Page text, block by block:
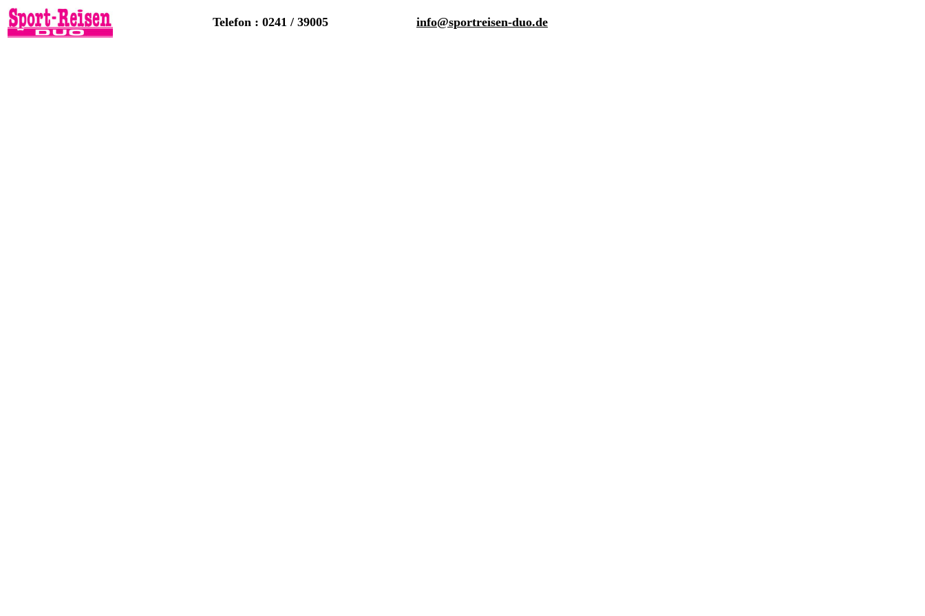
Telefon : 0241 / 39005 info@sportreisen-duo.de